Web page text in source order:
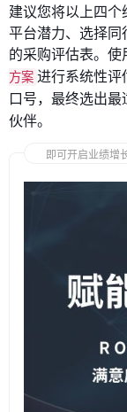
建议您将以上四
平台潜力、选择
的采购评估表。
方案 进行系统性评
口号，最终选出
伙伴。
即可开启业绩增